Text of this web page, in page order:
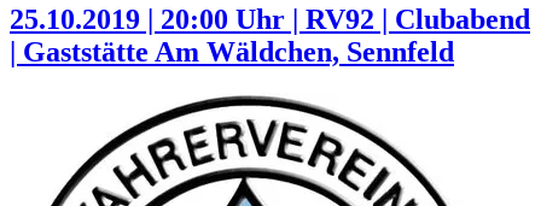
25.10.2019 | 20:00 Uhr | RV92 | Clubabend
| Gaststätte Am Wäldchen, Sennfeld